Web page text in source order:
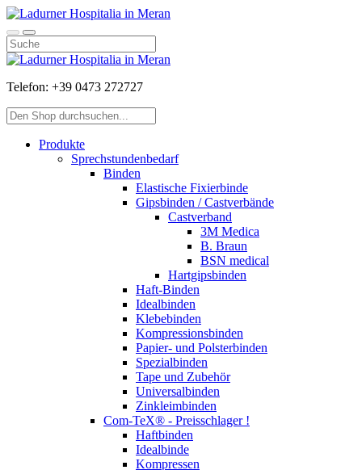
Telefon: +39 0473 272727
Produkte
Sprechstundenbedarf
Binden
Elastische Fixierbinde
Gipsbinden / Castverbände
Castverband
3M Medica
B. Braun
BSN medical
Hartgipsbinden
Haft-Binden
Idealbinden
Klebebinden
Kompressionsbinden
Papier- und Polsterbinden
Spezialbinden
Tape und Zubehör
Universalbinden
Zinkleimbinden
Com-TeX® - Preisschlager !
Haftbinden
Idealbinde
Kompressen